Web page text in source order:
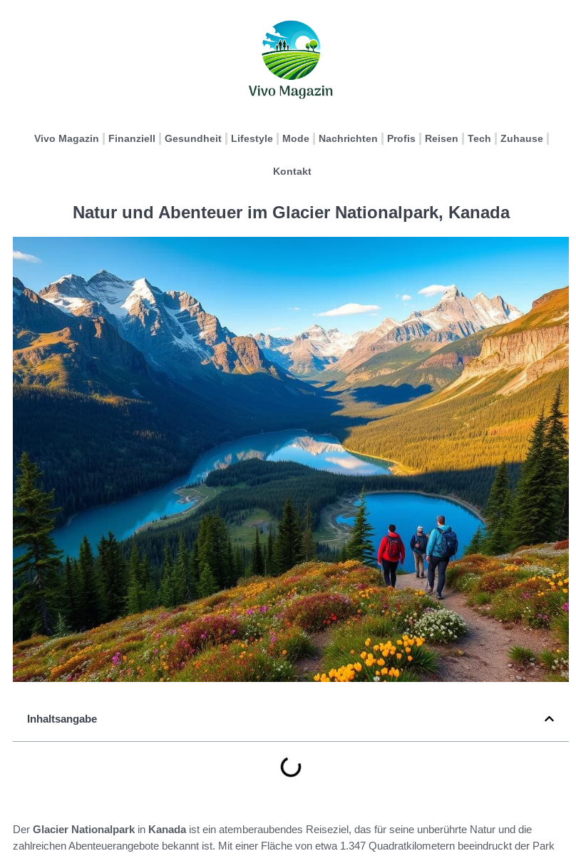
Vivo Magazin Finanziell Gesundheit Lifestyle Mode Nachrichten Profis Reisen Tech Zuhause
Kontakt
Natur und Abenteuer im Glacier Nationalpark, Kanada
Inhaltsangabe
Der Glacier Nationalpark in Kanadaist ein atemberaubendes Reiseziel, das für seine unberührte Natur und die
zahlreichen Abenteuerangebote bekannt ist. Mit einer Fläche von etwa 1.347 Quadratkilometern beeindruckt der Park